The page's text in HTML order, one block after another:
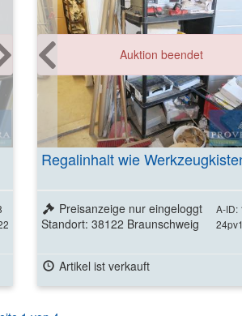
Auktion beendet
Regalinhalt wie
A-ID:
Preisanzeige nur eingeloggt
Standort: 38122 Braunschweig
Artikel ist verkauft